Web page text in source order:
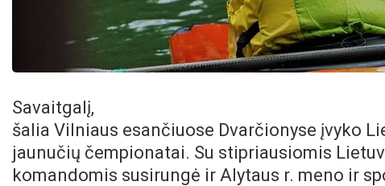
Savaitgalį,
šalia Vilniaus esančiuose Dvarčionyse įvyko
jaunučių čempionatai. Su stipriausiomis
komandomis susirungė ir Alytaus r. meno ir